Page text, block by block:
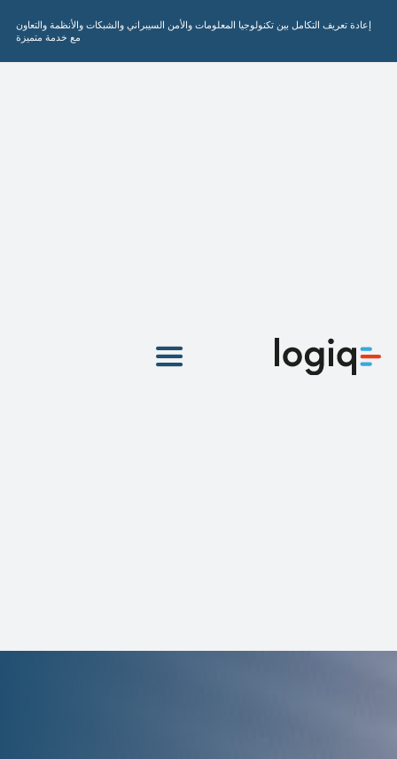
المحتوى
إعادة تعريف التكامل بين تكنولوجيا المعلومات والأمن السيبراني والشبكات والأنظمة والتعاون
مع خدمة متميزة